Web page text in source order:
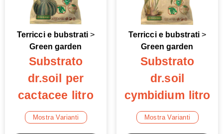
Terricci e bubstrati>
Green garden
Substrato
dr.soil per
cactacee litro
Mostra Varianti
Terricci e bubstrati>
Green garden
Substrato
dr.soil
cymbidium litro
Mostra Varianti